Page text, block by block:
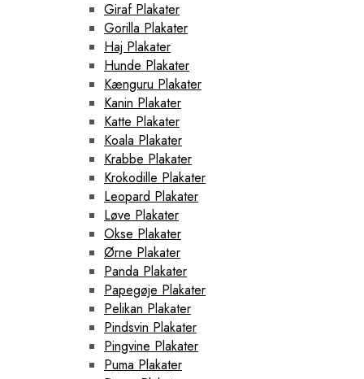
Giraf Plakater
Gorilla Plakater
Haj Plakater
Hunde Plakater
Kænguru Plakater
Kanin Plakater
Katte Plakater
Koala Plakater
Krabbe Plakater
Krokodille Plakater
Leopard Plakater
Løve Plakater
Okse Plakater
Ørne Plakater
Panda Plakater
Papegøje Plakater
Pelikan Plakater
Pindsvin Plakater
Pingvine Plakater
Puma Plakater